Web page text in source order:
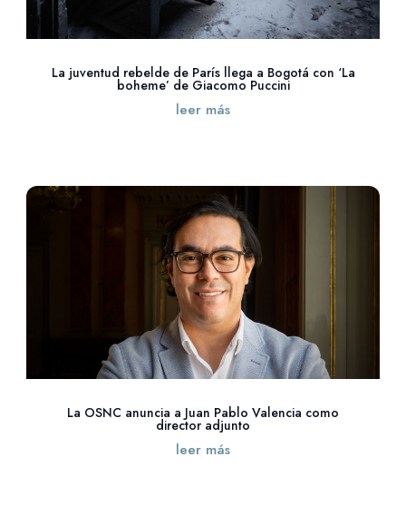
La juventud rebelde de París llega a Bogotá con ‘La
boheme’ de Giacomo Puccini
leer más
La OSNC anuncia a Juan Pablo Valencia como
director adjunto
leer más